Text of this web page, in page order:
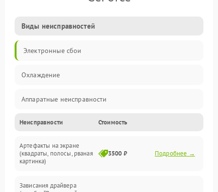
Виды неисправностей
Электронные сбои
Охлаждение
Аппаратные неисправности
Перегрев и термопроблемы
Видео
Неисправности Стоимость
Артефакты на экране
(квадраты, полосы, рваная
картинка)
3500 ₽ Подробнее →
Зависания драйвера